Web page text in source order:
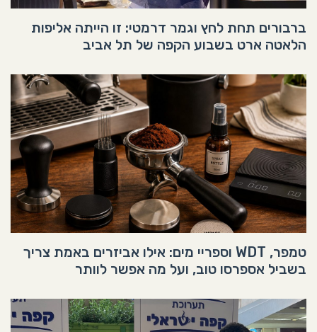
ברבורים תחת לחץ וגמר דרמטי: זו הייתה אליפות
הלאטה ארט בשבוע הקפה של תל אביב
טמפר, WDT וספריי מים: אילו אביזרים באמת צריך
בשביל אספרסו טוב, ועל מה אפשר לוותר